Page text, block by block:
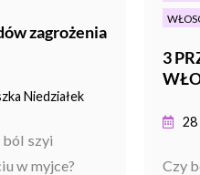
zagrożenia
Niedziałek
szyi
w myjce?
3
28
Czy